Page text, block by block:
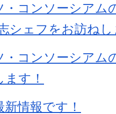
・コンソーシアム
シェフをお訪ね
・コンソーシアム
す！
情報です！